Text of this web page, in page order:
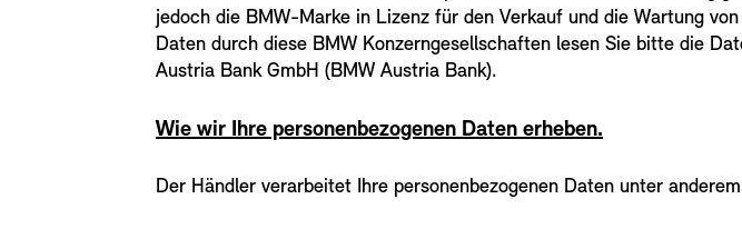
jedoch die BMW-Marke in Lizenz für den Verkauf und die Wartung
Daten durch diese BMW Konzerngesellschaften lesen Sie bitte die
Austria Bank GmbH (BMW Austria Bank).
Wie wir Ihre personenbezogenen Daten erheben.
Der Händler verarbeitet Ihre personenbezogenen Daten unter